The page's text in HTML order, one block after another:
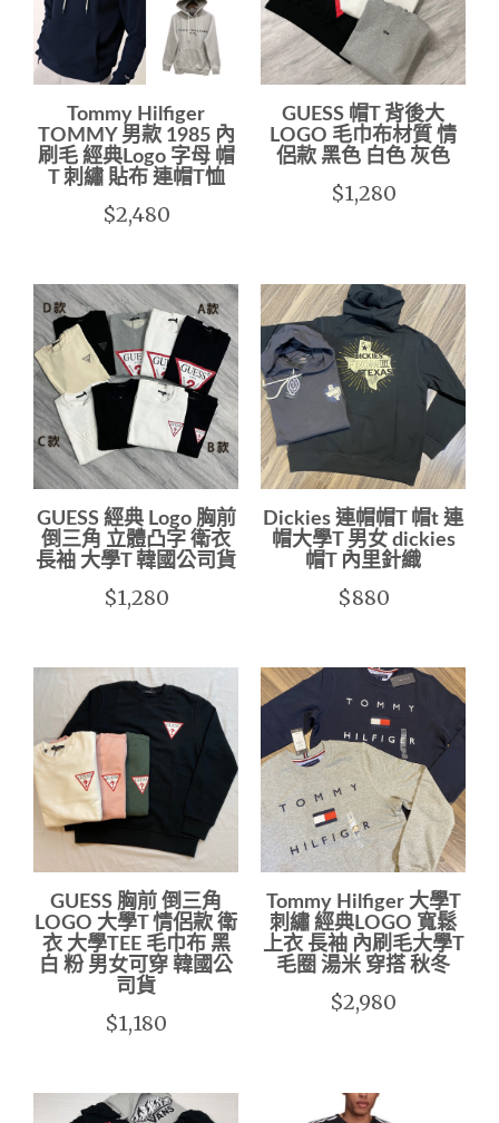
Tommy Hilfiger
TOMMY 男款 1985 內
刷毛 經典Logo 字母 帽
T 刺繡 貼布 連帽T恤
$2,480
GUESS 帽T 背後大
LOGO 毛巾布材質 情
侶款 黑色 白色 灰色
$1,280
GUESS 經典 Logo 胸前
倒三角 立體凸字 衛衣
長袖 大學T 韓國公司貨
$1,280
Dickies 連帽帽T 帽t 連
帽大學T 男女 dickies
帽T 內里針織
$880
GUESS 胸前 倒三角
LOGO 大學T 情侶款 衛
衣 大學TEE 毛巾布 黑
白 粉 男女可穿 韓國公
司貨
$1,180
Tommy Hilfiger 大學T
刺繡 經典LOGO 寬鬆
上衣 長袖 內刷毛大學T
毛圈 湯米 穿搭 秋冬
$2,980